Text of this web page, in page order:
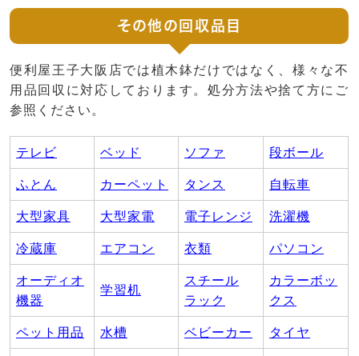
その他の回収品目
便利屋王子大阪店では植木鉢だけではなく、様々な不
用品回収に対応しております。処分方法や捨て方にご
参照ください。
テレビ ベッド ソファ 段ボール
ふとん カーペット タンス 自転車
大型家具 大型家電 電子レンジ 洗濯機
冷蔵庫 エアコン 衣類 パソコン
オーディオ
機器
学習机
スチール
ラック
カラーボッ
クス
ペット用品 水槽 ベビーカー タイヤ